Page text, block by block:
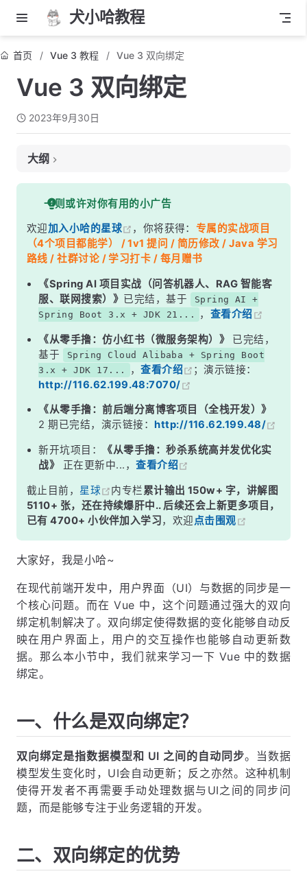
犬小哈教程
首页 Vue 3 教程 Vue 3 双向绑定
Vue 3 双向绑定
2023年9月30日
大纲
一、什么是双向绑定？
二、双向绑定的优势
三、双向绑定原理
四、表单输入的双向绑定
4.1 文本框双向绑定
4.2 复选框双向绑定
4.4 下拉列表双向绑定
五、结语
一则或许对你有用的小广告
欢迎加入小哈的星球 ，你将获得： 专属的实战项目
（4个项目都能学） / 1v1 提问 / 简历修改 / Java 学习
路线 / 社群讨论 / 学习打卡 / 每月赠书
《Spring AI 项目实战（问答机器人、RAG 智能客
服、联网搜索）》 已完结，基于
Spring AI +
Spring Boot 3.x + JDK 21...
， 查看介绍
《从零手撸：仿小红书（微服务架构）》
已完结，
基于
Spring Cloud Alibaba + Spring Boot
3.x + JDK 17...
，查看介绍
；演示链接：
http://116.62.199.48:7070/
《从零手撸：前后端分离博客项目（全栈开发）》
2 期已完结，演示链接： http://116.62.199.48/
新开坑项目：
《从零手撸：秒杀系统高并发优化实
战》
正在更新中...，查看介绍
截止目前， 星球 内专栏累计输出 150w+ 字，讲解图
5110+ 张，还在持续爆肝中.. 后续还会上新更多项目，
已有 4700+ 小伙伴加入学习，欢迎点击围观
大家好，我是小哈~
在现代前端开发中，用户界面（UI）与数据的同步是一
个核心问题。而在 Vue 中，这个问题通过强大的双向
绑定机制解决了。双向绑定使得数据的变化能够自动反
映在用户界面上，用户的交互操作也能够自动更新数
据。那么本小节中，我们就来学习一下 Vue 中的数据
绑定。
一、什么是双向绑定？
双向绑定是指数据模型和 UI 之间的自动同步。当数据
模型发生变化时，UI会自动更新；反之亦然。这种机制
使得开发者不再需要手动处理数据与UI之间的同步问
题，而是能够专注于业务逻辑的开发。
二、双向绑定的优势